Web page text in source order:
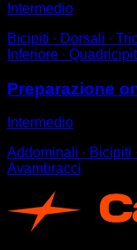
Intermedio
Bicipiti ∙ Dorsali ∙
Inferiore ∙
Preparazione
Intermedio
Addominali ∙ Bicipiti
Avambracci